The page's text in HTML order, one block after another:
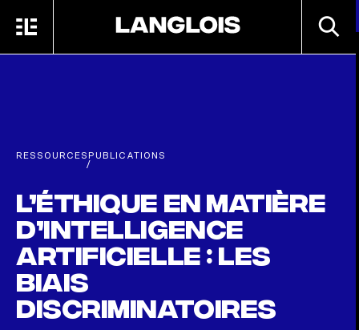
MENU
RESSOURCES
/
PUBLICATIONS
L’éthique en matière
d’intelligence
artificielle : les
biais
discriminatoires